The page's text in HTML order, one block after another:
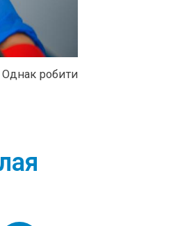
Однак робити